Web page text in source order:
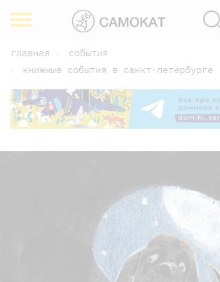
главная
события
книжные события в санкт-петербурге